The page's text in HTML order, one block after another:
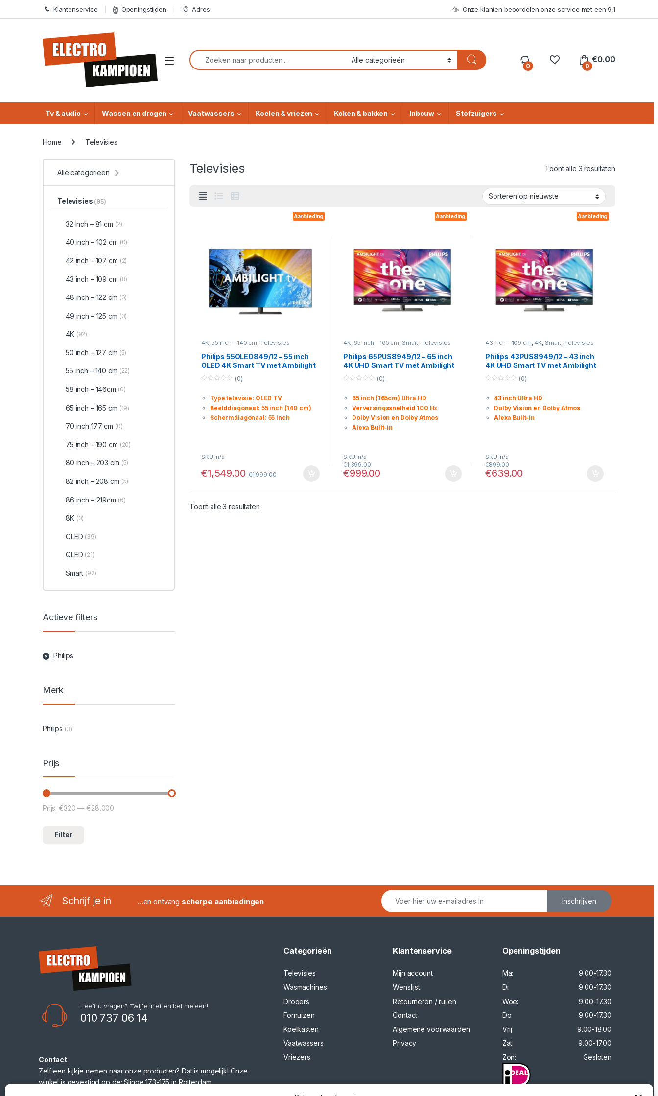
Skip to navigation
Skip to content Klantenservice Openingstijden Adres Onze klanten beoordelen onze service met een 9,1
Open
Search for:
0 0
€0.00
Tv & audio Wassen en drogen Vaatwassers Koelen & vriezen Koken & bakken Inbouw Stofzuigers
Home Televisies
Televisies Toont alle 3 resultaten
Aanbieding
4K,55 inch - 140 cm, Televisies
Philips 55OLED849/12 – 55 inch
OLED 4K Smart TV met Ambilight
en Android TV
u
o
f
(0)
Type televisie: OLED TV
Beelddiagonaal: 55 inch (140 cm)
Schermdiagonaal: 55 inch
SKU: n/a
€1,549.00 €1,999.00
Aanbieding
4K, 65 inch - 165 cm, Smart, Televisies
Philips 65PUS8949/12 – 65 inch
4K UHD Smart TV met Ambilight
en Android TV
u
o
f
(0)
65 inch (165cm) Ultra HD
Verversingssnelheid 100 Hz
Dolby Vision en Dolby Atmos
Alexa Built-in
SKU: n/a
€999.00
€1,399.00
Aanbieding
43 inch - 109 cm, 4K, Smart, Televisies
Philips 43PUS8949/12 – 43 inch
4K UHD Smart TV met Ambilight
en Android TV
u
o
f
(0)
43 inch Ultra HD
Dolby Vision en Dolby Atmos
Alexa Built-in
SKU: n/a
€639.00
€899.00
Toont alle 3 resultatenGesorteerd op nieuwste
Alle categorieën
Televisies (95)
32 inch – 81 cm (2)
40 inch – 102 cm (0)
42 inch – 107 cm (2)
43 inch – 109 cm (8)
48 inch – 122 cm (6)
49 inch – 125 cm (0)
4K (92)
50 inch – 127 cm (5)
55 inch – 140 cm (22)
58 inch – 146cm (0)
65 inch – 165 cm (19)
70 inch 177 cm (0)
75 inch – 190 cm (20)
80 inch – 203 cm (5)
82 inch – 208 cm (5)
86 inch – 219cm (6)
8K (0)
OLED (39)
QLED (21)
Smart (92)
Actieve filters
Philips
Merk
Philips (3)
Prijs
Min. prijs
Max. prijs
Filter
Prijs: €320 — €28,000
Schrijf je in ...en ontvang scherpe aanbiedingen Inschrijven
Heeft u vragen? Twijfel niet en bel meteen!
010 737 06 14
Contact
Zelf een kijkje nemen naar onze producten? Dat is mogelijk! Onze
winkel is gevestigd op de: Slinge 173-175 in Rotterdam
Categorieën
Televisies
Wasmachines
Drogers
Fornuizen
Koelkasten
Vaatwassers
Vriezers
Klantenservice
Mijn account
Wenslijst
Retourneren / ruilen
Contact
Algemene voorwaarden
Privacy
Openingstijden
Ma:
9.00-17.30
Di:
9.00-17.30
Woe:
9.00-17.30
Do:
9.00-17.30
Vrij:
9.00-18.00
Zat:
9.00-17.00
Zon:
Gesloten